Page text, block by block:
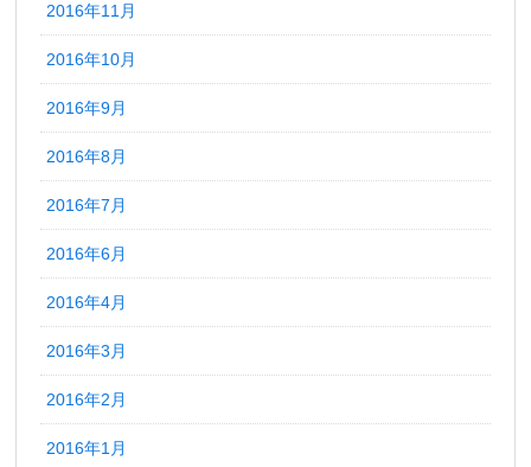
2016年11月
2016年10月
2016年9月
2016年8月
2016年7月
2016年6月
2016年4月
2016年3月
2016年2月
2016年1月